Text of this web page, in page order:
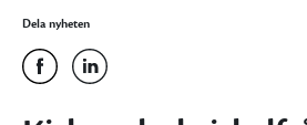
Dela nyheten